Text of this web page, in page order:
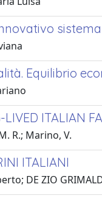
Equilibrio
ITALIAN
R.; Marino, V.
ITALIANI
DE ZIO